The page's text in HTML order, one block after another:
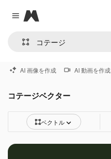
Close menu
Magnific
AI 画像を作成 AI 動画を作成
コテージベクター
ベクトル